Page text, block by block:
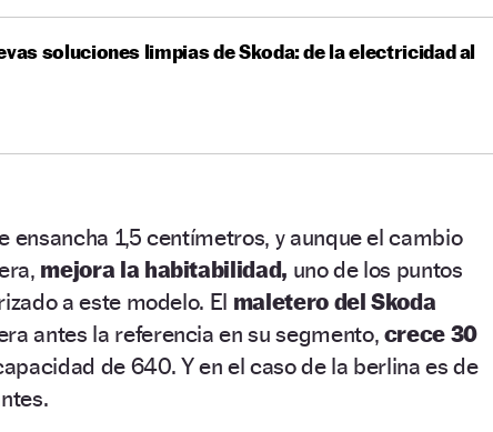
soluciones limpias de Skoda: de la electricidad al
ensancha 1,5 centímetros, y aunque el cambio
mejora la habitabilidad, uno de los puntos
a este modelo. El maletero del Skoda
antes la referencia en su segmento, crece 30
de 640. Y en el caso de la berlina es de